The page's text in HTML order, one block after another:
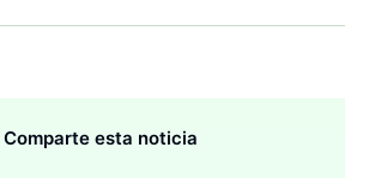
Comparte esta noticia